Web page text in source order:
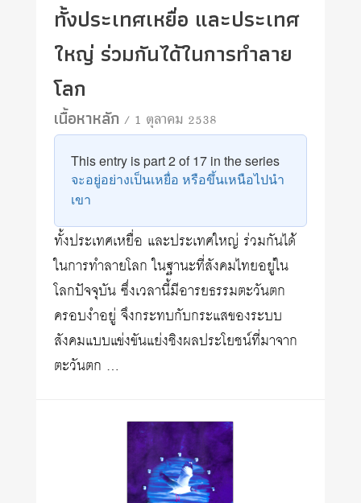
ทั้งประเทศเหยื่อ และประเทศ
ใหญ่ ร่วมกันได้ในการทำลาย
โลก
เนื้อหาหลัก/ 1 ตุลาคม 2538
This entry is part 2 of 17 in the series
จะอยู่อย่างเป็นเหยื่อ หรือขึ้นเหนือไปนำ
เขา
ทั้งประเทศเหยื่อ และประเทศใหญ่ ร่วมกันได้
ในการทำลายโลก ในฐานะที่สังคมไทยอยู่ใน
โลกปัจจุบัน ซึ่งเวลานี้มีอารยธรรมตะวันตก
ครอบงำอยู่ จึงกระทบกับกระแสของระบบ
สังคมแบบแข่งขันแย่งชิงผลประโยชน์ที่มาจาก
ตะวันตก …